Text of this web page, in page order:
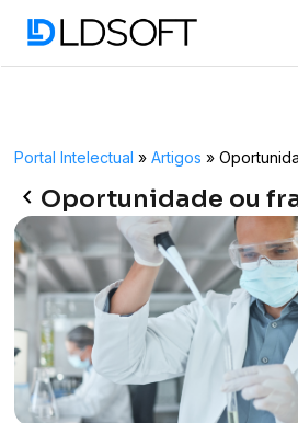
Portal Intelectual » Artigos »
keyboard_arrow_left Oportunidade ou